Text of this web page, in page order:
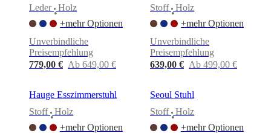
Leder
•
Holz
+mehr Optionen
Unverbindliche
Preisempfehlung
779,00 € Ab 649,00 €
Stoff
•
Holz
+mehr Optionen
Unverbindliche
Preisempfehlung
639,00 € Ab 499,00 €
Hauge Esszimmerstuhl
Stoff
•
Holz
+mehr Optionen
Seoul Stuhl
Stoff
•
Holz
+mehr Optionen